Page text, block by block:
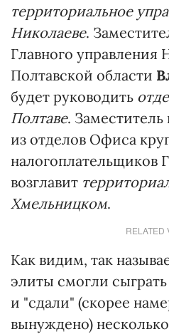
территориальное
Николаеве.
Главного управления
Полтавской области
будет руководить
Полтаве. Заместитель
из отделов Офиса
налогоплательщиков
возглавит
Хмельницком.
RELATED
Как видим, так
элиты смогли
и "сдали" (скорее
вынуждено)